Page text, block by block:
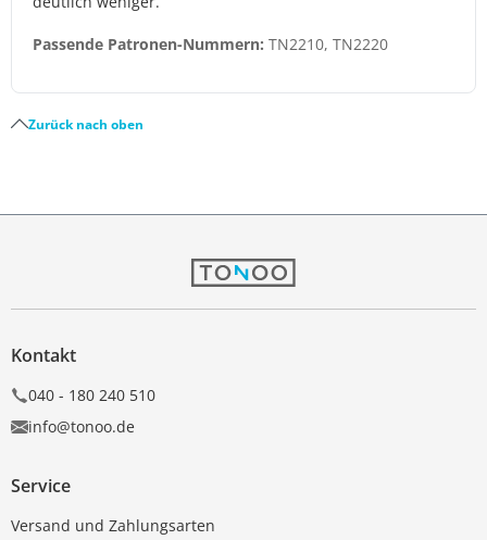
Passende Patronen-Nummern: TN2210, TN2220
Zurück nach oben
Kontakt
040 - 180 240 510
info@tonoo.de
Service
Versand und Zahlungsarten